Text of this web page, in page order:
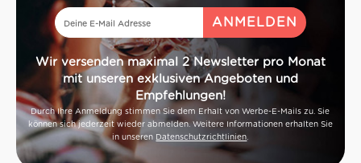
Wir versenden maximal 2 Newsletter pro Monat
mit unseren exklusiven Angeboten und
Empfehlungen!
Durch Ihre Anmeldung stimmen Sie dem Erhalt von Werbe-E-Mails zu. Sie
können sich jederzeit wieder abmelden. Weitere Informationen erhalten Sie
in unseren Datenschutzrichtlinien